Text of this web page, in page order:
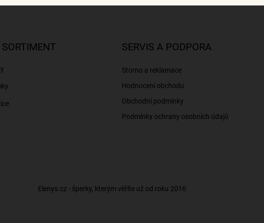
SERVIS A PODPORA
Storno a reklamace
Hodnocení obchodu
Obchodní podmínky
Podmínky ochrany osobních údajů
Elenys.cz - šperky, kterým věříte už od roku 2016